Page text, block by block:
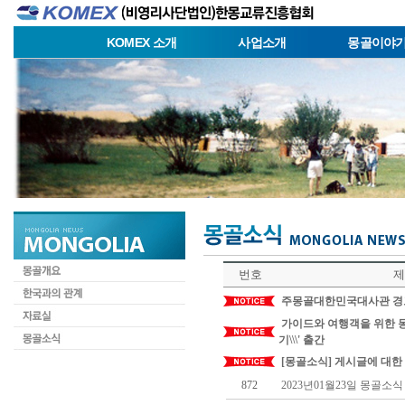
KOMEX 소개 사업소개 몽골이야
번호
주몽골대한민국대사관
가이드와 여행객을 위한
기\\\' 출간
[몽골소식] 게시글에 대한
872
2023년01월23일 몽골소식